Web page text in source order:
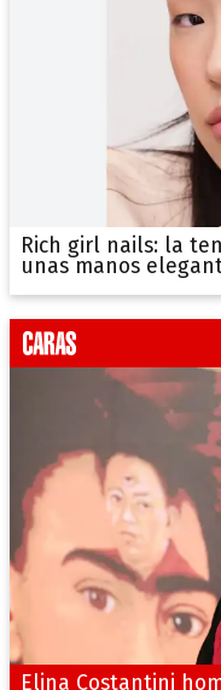
Rich girl nails: la
unas manos
Elina Costantini